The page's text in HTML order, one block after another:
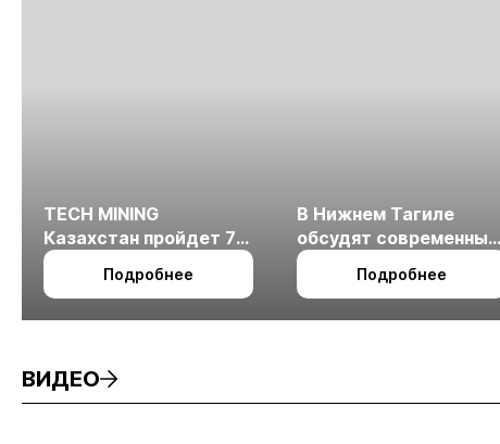
TECH MINING
Казахстан пройдет 7
октября в Алматы
Подробнее
В Нижнем Тагиле
обсудят современные
технологии
измельчения
Подробнее
ВИДЕО